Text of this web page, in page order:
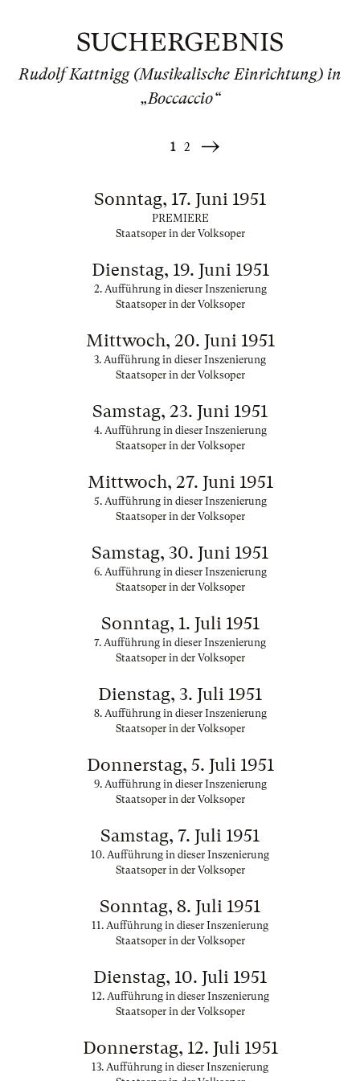
SUCHERGEBNIS
Rudolf Kattnigg (Musikalische Einrichtung) in
„Boccaccio“
1 2
Weiter
Sonntag, 17. Juni 1951
PREMIERE
Staatsoper in der Volksoper
Dienstag, 19. Juni 1951
2. Aufführung in dieser Inszenierung
Staatsoper in der Volksoper
Mittwoch, 20. Juni 1951
3. Aufführung in dieser Inszenierung
Staatsoper in der Volksoper
Samstag, 23. Juni 1951
4. Aufführung in dieser Inszenierung
Staatsoper in der Volksoper
Mittwoch, 27. Juni 1951
5. Aufführung in dieser Inszenierung
Staatsoper in der Volksoper
Samstag, 30. Juni 1951
6. Aufführung in dieser Inszenierung
Staatsoper in der Volksoper
Sonntag, 1. Juli 1951
7. Aufführung in dieser Inszenierung
Staatsoper in der Volksoper
Dienstag, 3. Juli 1951
8. Aufführung in dieser Inszenierung
Staatsoper in der Volksoper
Donnerstag, 5. Juli 1951
9. Aufführung in dieser Inszenierung
Staatsoper in der Volksoper
Samstag, 7. Juli 1951
10. Aufführung in dieser Inszenierung
Staatsoper in der Volksoper
Sonntag, 8. Juli 1951
11. Aufführung in dieser Inszenierung
Staatsoper in der Volksoper
Dienstag, 10. Juli 1951
12. Aufführung in dieser Inszenierung
Staatsoper in der Volksoper
Donnerstag, 12. Juli 1951
13. Aufführung in dieser Inszenierung